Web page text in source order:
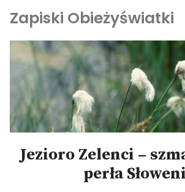
Zapiski Obieżyświatki
Podróże
Kultura i sztuka
Kątem oka
O-fiszki
Niezwyczajne ściany
Jezioro Zelenci –
perła